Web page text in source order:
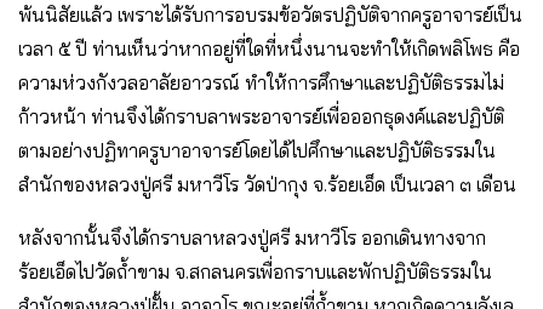
พ้นนิสัยแล้ว เพราะได้รับการอบรมข้อวัตรปฏิบัติจากครูอาจารย์เป็น
เวลา ๕ ปี ท่านเห็นว่าหากอยู่ที่ใดที่หนึ่งนานจะทำให้เกิดพลิโพธ คือ
ความห่วงกังวลอาลัยอาวรณ์ ทำให้การศึกษาและปฏิบัติธรรมไม่
ก้าวหน้า ท่านจึงได้กราบลาพระอาจารย์เพื่อออกธุดงค์และปฏิบัติ
ตามอย่างปฏิทาครูบาอาจารย์โดยได้ไปศึกษาและปฏิบัติธรรมใน
สำนักของหลวงปู่ศรี มหาวีโร วัดป่ากุง จ.ร้อยเอ็ด เป็นเวลา ๓ เดือน
หลังจากนั้นจึงได้กราบลาหลวงปู่ศรี มหาวีโร ออกเดินทางจาก
ร้อยเอ็ดไปวัดถ้ำขาม จ.สกลนครเพื่อกราบและพักปฏิบัติธรรมใน